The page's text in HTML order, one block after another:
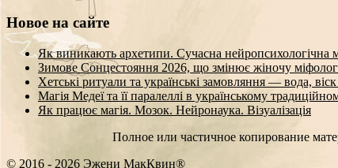
Новое на сайте
Як виникають архетипи. Сучасна нейропсихологічна
Зимове Сонцестояння 2026, що змінює жіночу
Хетські ритуали та українські замовляння — вода,
Магія Медеї та її паралеллі в українському
Як працює магія. Мозок. Нейронаука. Візуалізація
Полное или частичное копирование
© 2016 - 2026 Эжени МакКвин®